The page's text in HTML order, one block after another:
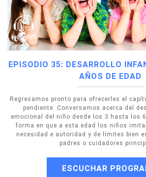
EPISODIO 35: DESARROLLO
AÑOS DE EDAD
Regresamos pronto para ofrecerles el
pendiente. Conversamos acerca del
emocional del niño desde los 3 hasta los
forma en que a esta edad los niños
necesidad e autoridad y de límites bien
padres o cuidadores
ESCUCHAR